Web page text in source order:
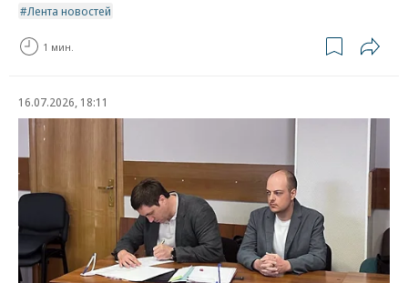
Лента новостей
1 мин.
16.07.2026, 18:11